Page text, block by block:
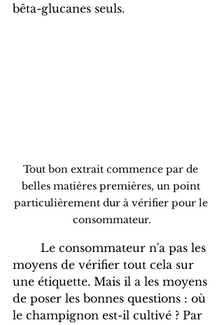
bêta-glucanes seuls.
Tout bon extrait commence par de
belles matières premières, un point
particulièrement dur à vérifier pour le
consommateur.
moyens de vérifier tout cela sur
une étiquette. Mais il a les moyens
de poser les bonnes questions : où
le champignon est-il cultivé ? Par